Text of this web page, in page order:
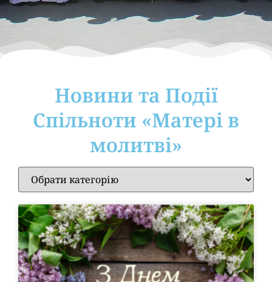
Новини та Події
Cпільноти «Матері в
молитві»